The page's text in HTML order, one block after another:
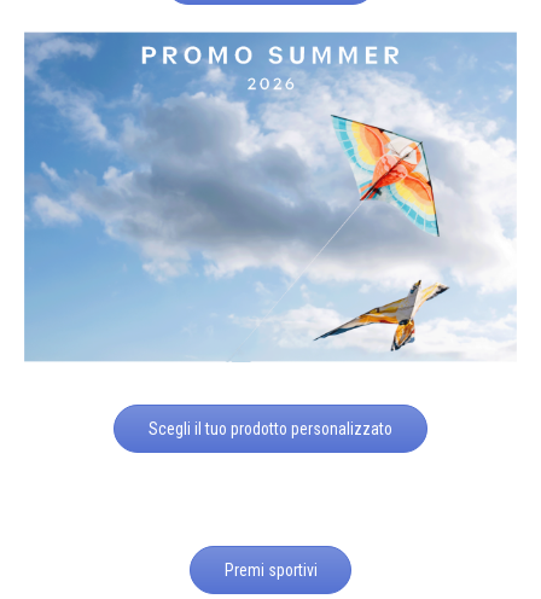
Scegli il tuo prodotto personalizzato
Premi sportivi